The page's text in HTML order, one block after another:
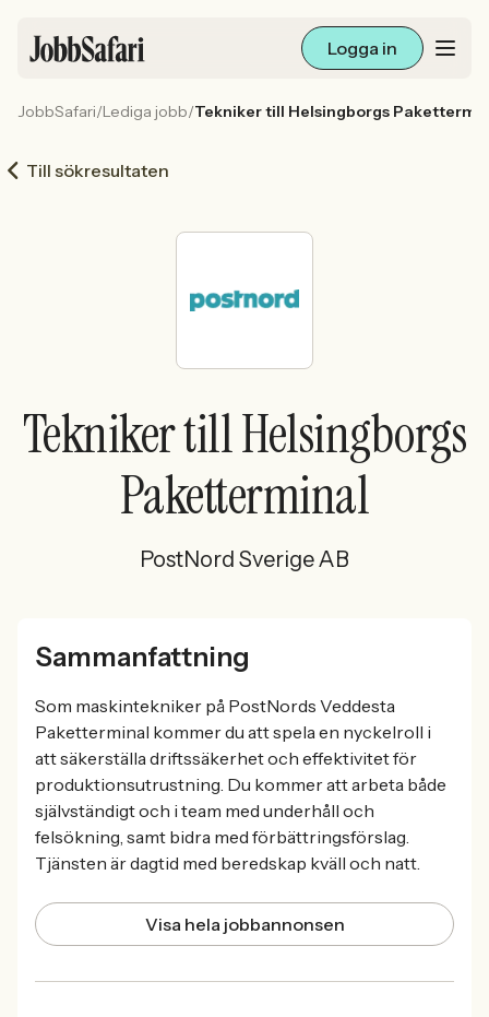
Logga in
Arbetsliv och karriär
För arbetsgivare
Sök med AI
Ny här? Skapa konto
JobbSafari/Lediga jobb/Tekniker till Helsingborgs
Till sökresultaten
Tekniker till Helsingborgs
Paketterminal
PostNord Sverige AB
Sammanfattning
Som maskintekniker på PostNords Veddesta
Paketterminal kommer du att spela en nyckelroll i
att säkerställa driftssäkerhet och effektivitet för
produktionsutrustning. Du kommer att arbeta både
självständigt och i team med underhåll och
felsökning, samt bidra med förbättringsförslag.
Tjänsten är dagtid med beredskap kväll och natt.
Visa hela jobbannonsen